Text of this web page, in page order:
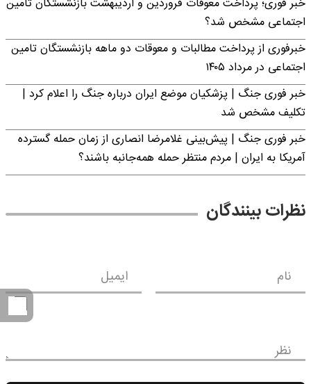
اجتماعی مشخص شد؟
خبرفوری از پرداخت مطالبات و معوقات دو ماهه بازنشستگان تامین
اجتماعی در مرداد ۱۴۰۵
خبر فوری جنگ | پزشکیان موضع ایران درباره جنگ را اعلام کرد |
تکلیف مشخص شد
خبر فوری جنگ | پیش‌بینی غلامرضا انصاری از زمان حمله گسترده
آمریکا به ایران | مردم منتظر حمله همه‌جانبه باشند؟
نظرات بینندگان
نام ایمیل
نظر